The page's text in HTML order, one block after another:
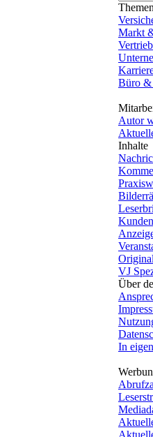
Markt
Büro &
Autor
Inhalte
VJ
Über
In